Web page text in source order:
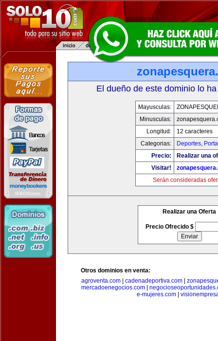
El dueño de este dominio lo
Mayusculas:
Minusculas:
Longitud:
12 caracteres
Categorias:
Deportes,
Precio:
Realizar una
Visitar!
Serán consideradas
Realizar una Oferta
Precio Ofrecido $
Otros dominios en venta:
agroventa.com
cadenadeportiva.com
mercadoenegocios.com
e-mujeres.com